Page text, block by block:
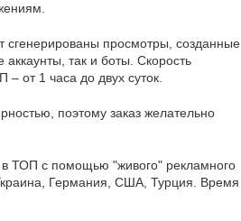
сгенерированы просмотры, созданные
так и боты. Скорость
– от 1 часа до двух суток.
поэтому заказ желательно
ТОП с помощью "живого" рекламного
Германия, США, Турция. Время